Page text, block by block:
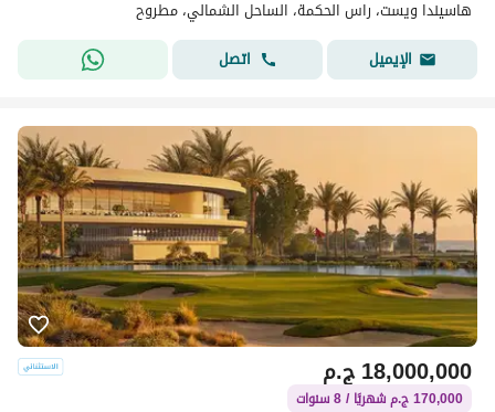
هاسيندا ويست، راس الحكمة، الساحل الشمالي، مطروح
الإيميل
اتصل
ج.م18,000,000
170,000 ج.م شهريًا / 8 سنوات